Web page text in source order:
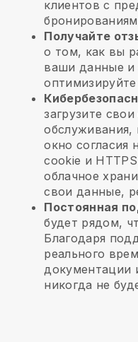
клиентов с
Получайте
о том, как вы
ваши данные и
загрузите
обслуживания,
окно согласия
cookie и
облачное
свои данные,
Постоянная
будет рядом,
Благодаря
реального
документации
никогда не